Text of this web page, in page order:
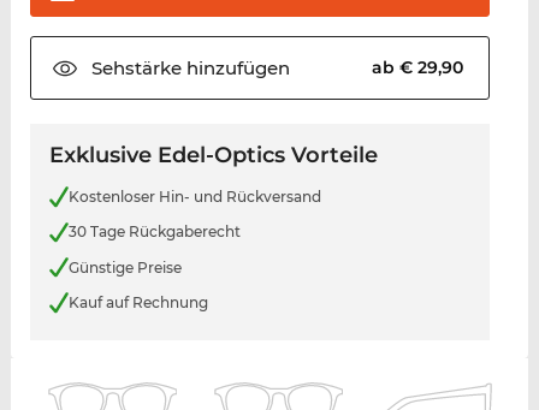
Sehstärkehinzufügen ab € 29,90
Exklusive Edel-Optics Vorteile
Kostenloser Hin- und Rückversand
30 Tage Rückgaberecht
Günstige Preise
Kauf auf Rechnung